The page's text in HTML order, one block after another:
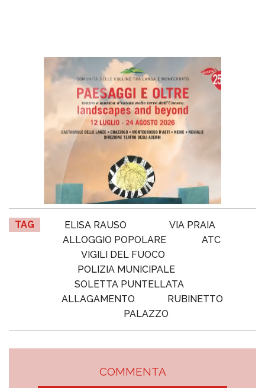
TAG ELISA RAUSO
VIA PRAIA
ALLOGGIO POPOLARE
ATC
VIGILI DEL FUOCO
POLIZIA MUNICIPALE
SOLETTA PUNTELLATA
ALLAGAMENTO
RUBINETTO
PALAZZO
COMMENTA